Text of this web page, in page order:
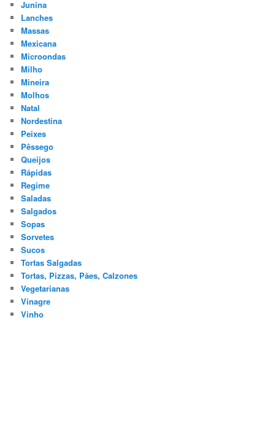
Junina
Lanches
Massas
Mexicana
Microondas
Milho
Mineira
Molhos
Natal
Nordestina
Peixes
Pêssego
Queijos
Rápidas
Regime
Saladas
Salgados
Sopas
Sorvetes
Sucos
Tortas Salgadas
Tortas, Pizzas, Pães, Calzones
Vegetarianas
Vinagre
Vinho